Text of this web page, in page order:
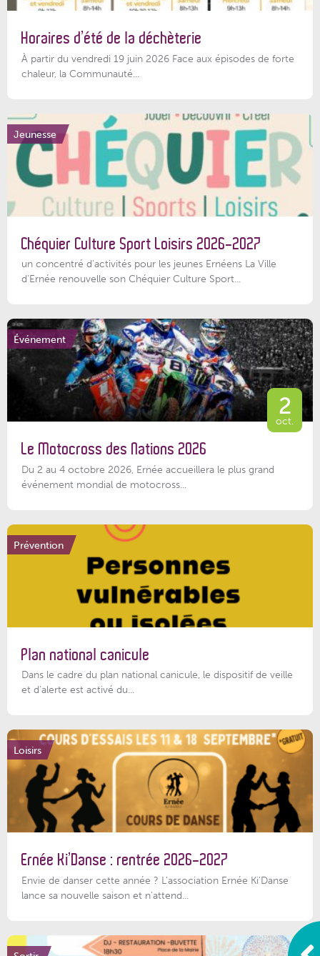
Horaires d’été de la déchèterie
À partir du vendredi 19 juin 2026 Face aux épisodes de forte
chaleur, la Communauté...
Jeunesse
Chéquier Culture Sport Loisirs 2026-2027
un concentré d’activités pour les jeunes Ernéens La Ville
d’Ernée renouvelle son Chéquier Culture Sport...
Événement
2
oct.
Le Motocross des Nations 2026
Du 2 au 4 octobre 2026, Ernée accueillera le plus grand
événement mondial de motocross...
Prévention
Plan national canicule
Dans le cadre du plan national canicule, le dispositif de veille
et d’alerte est activé du...
Loisirs
Ernée Ki’Danse : rentrée 2026-2027
Envie de danser cette année ? L'association Ernée Ki'Danse
lance sa nouvelle saison et n'attend...